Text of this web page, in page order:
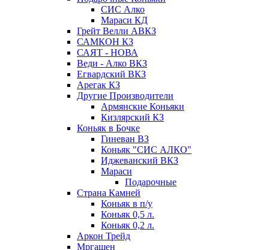
СИС Алко
Мараси КД
Грейт Велли АВКЗ
САМКОН КЗ
САЯТ - НОВА
Веди - Алко ВКЗ
Егвардский ВКЗ
Арегак КЗ
Другие Производители
Армянские Коньяки
Кизлярский КЗ
Коньяк в Бочке
Гиневан ВЗ
Коньяк "СИС АЛКО"
Иджеванский ВКЗ
Мараси
Подарочные
Страна Камней
Коньяк в п/у
Коньяк 0,5 л.
Коньяк 0,2 л.
Аркон Трейд
Мргашен